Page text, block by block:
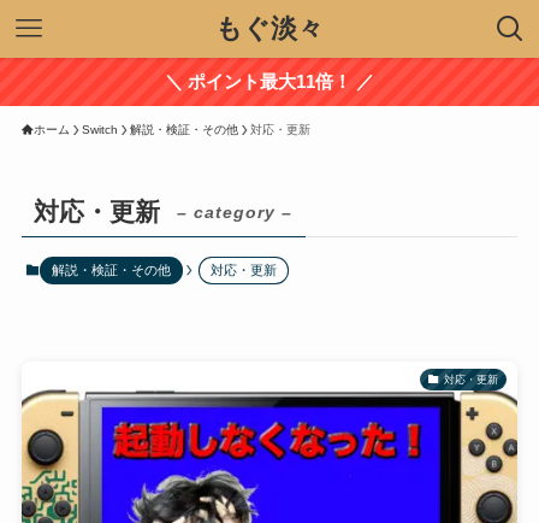
もぐ淡々
＼ ポイント最大11倍！ ／
ホーム Switch 解説・検証・その他 対応・更新
対応・更新 – category –
解説・検証・その他 対応・更新
対応・更新